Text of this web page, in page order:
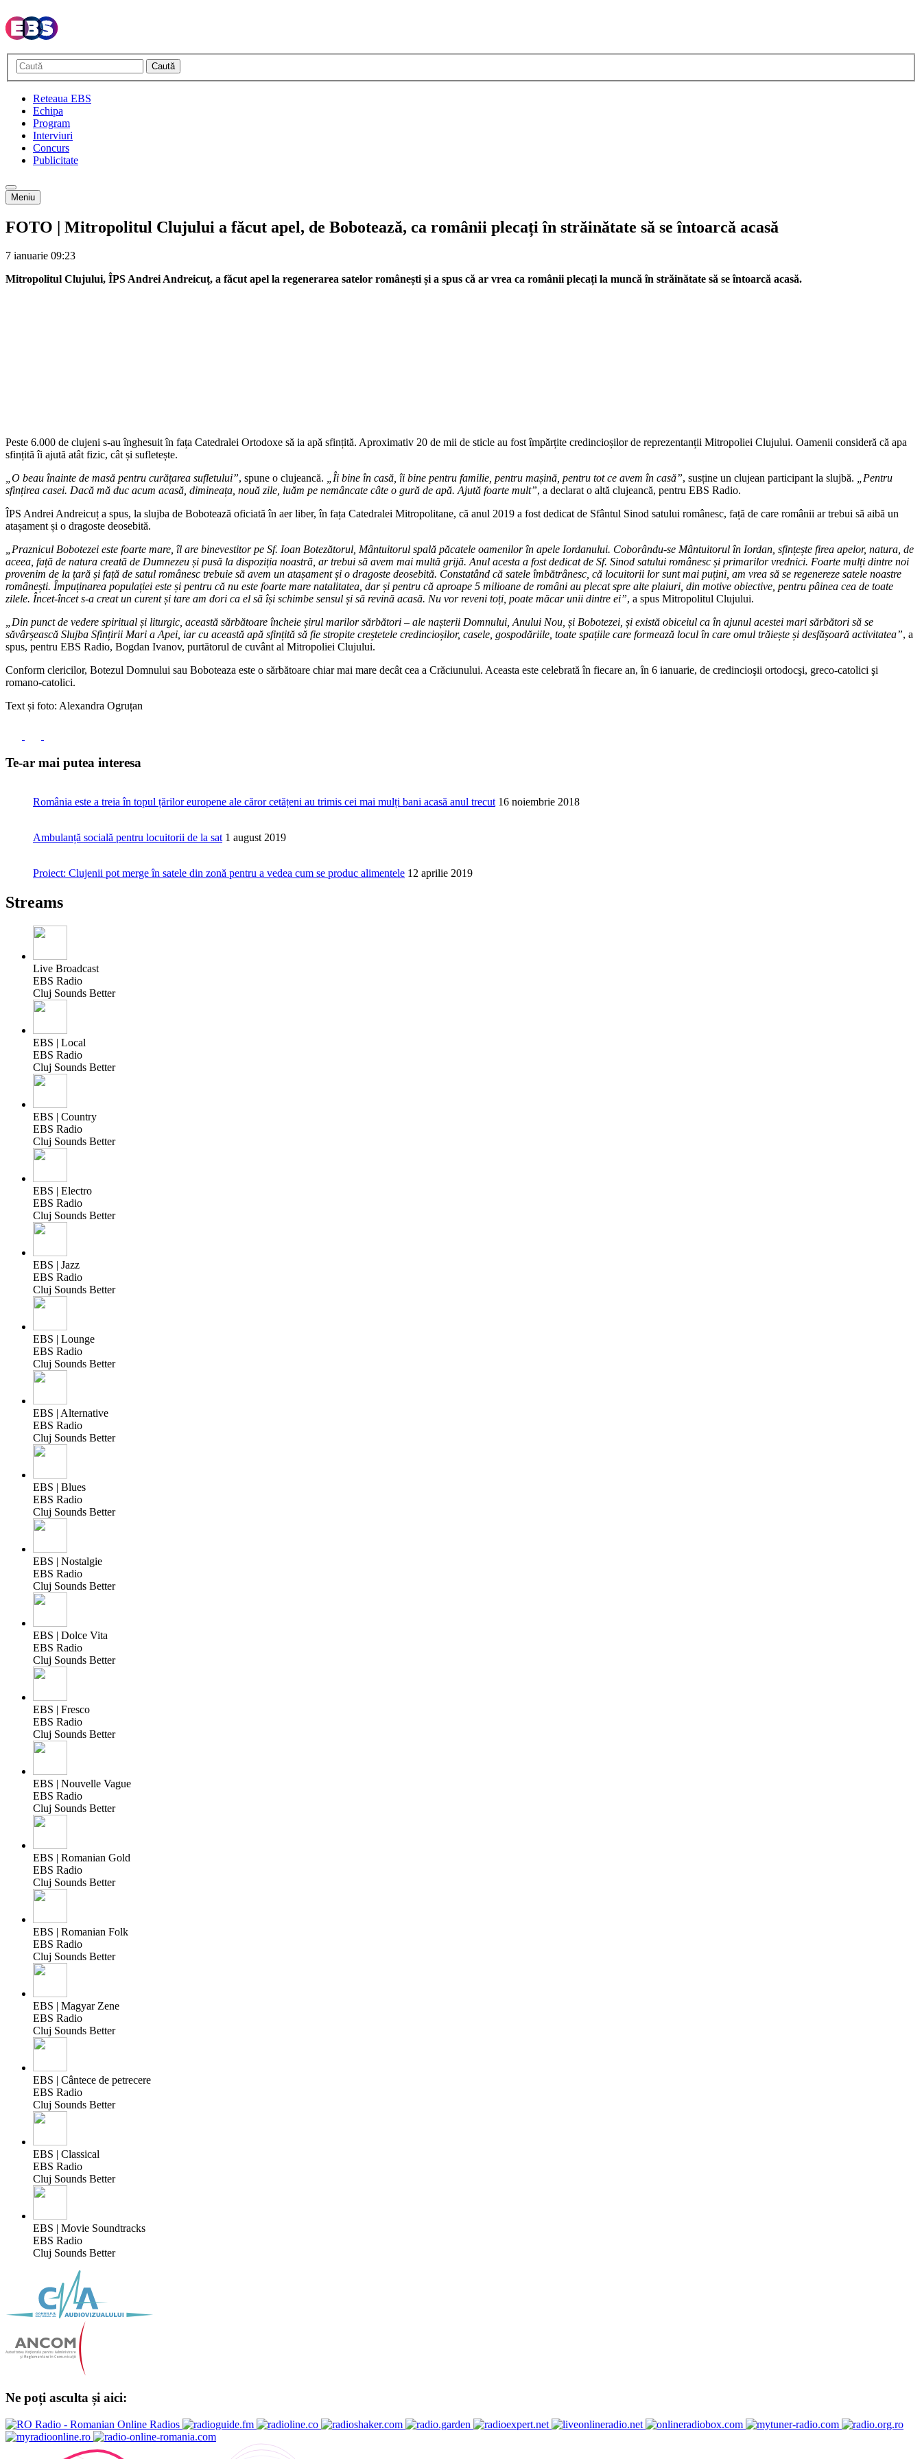
Caută
Reteaua EBS
Echipa
Program
Interviuri
Concurs
Publicitate
Meniu
FOTO | Mitropolitul Clujului a făcut apel, de Bobotează, ca românii plecați în străinătate să se întoarcă acasă
7 ianuarie 09:23
Mitropolitul Clujului, ÎPS Andrei Andreicuț, a făcut apel la regenerarea satelor românești și a spus că ar vrea ca românii plecați la muncă în străinătate să se întoarcă acasă.
Peste 6.000 de clujeni s-au înghesuit în fața Catedralei Ortodoxe să ia apă sfințită. Aproximativ 20 de mii de sticle au fost împărțite credincioșilor de reprezentanții Mitropoliei Clujului. Oamenii consideră că apa
sfințită îi ajută atât fizic, cât și sufletește.
„O beau înainte de masă pentru curățarea sufletului”, spune o clujeancă. „Îi bine în casă, îi bine pentru familie, pentru mașină, pentru tot ce avem în casă”, susține un clujean participant la slujbă. „Pentru
sfințirea casei. Dacă mă duc acum acasă, dimineața, nouă zile, luăm pe nemâncate câte o gură de apă. Ajută foarte mult”, a declarat o altă clujeancă, pentru EBS Radio.
ÎPS Andrei Andreicuț a spus, la slujba de Bobotează oficiată în aer liber, în fața Catedralei Mitropolitane, că anul 2019 a fost dedicat de Sfântul Sinod satului românesc, față de care românii ar trebui să aibă un
atașament și o dragoste deosebită.
„Praznicul Bobotezei este foarte mare, îl are binevestitor pe Sf. Ioan Botezătorul, Mântuitorul spală păcatele oamenilor în apele Iordanului. Coborându-se Mântuitorul în Iordan, sfințește firea apelor, natura, de
aceea, față de natura creată de Dumnezeu și pusă la dispoziția noastră, ar trebui să avem mai multă grijă. Anul acesta a fost dedicat de Sf. Sinod satului românesc și primarilor vrednici. Foarte mulți dintre noi
provenim de la țară și față de satul românesc trebuie să avem un atașament și o dragoste deosebită. Constatând că satele îmbătrânesc, că locuitorii lor sunt mai puțini, am vrea să se regenereze satele noastre
românești. Împuținarea populației este și pentru că nu este foarte mare natalitatea, dar și pentru că aproape 5 milioane de români au plecat spre alte plaiuri, din motive obiective, pentru pâinea cea de toate
zilele. Încet-încet s-a creat un curent și tare am dori ca el să își schimbe sensul și să revină acasă. Nu vor reveni toți, poate măcar unii dintre ei”, a spus Mitropolitul Clujului.
„Din punct de vedere spiritual și liturgic, această sărbătoare încheie șirul marilor sărbători – ale nașterii Domnului, Anului Nou, și Bobotezei, și există obiceiul ca în ajunul acestei mari sărbători să se
săvârșească Slujba Sfințirii Mari a Apei, iar cu această apă sfințită să fie stropite creștetele credincioșilor, casele, gospodăriile, toate spațiile care formează locul în care omul trăiește și desfășoară activitatea”, a
spus, pentru EBS Radio, Bogdan Ivanov, purtătorul de cuvânt al Mitropoliei Clujului.
Conform clericilor, Botezul Domnului sau Boboteaza este o sărbătoare chiar mai mare decât cea a Crăciunului. Aceasta este celebrată în fiecare an, în 6 ianuarie, de credincioşii ortodocşi, greco-catolici şi
romano-catolici.
Text și foto: Alexandra Ogruțan
Te-ar mai putea interesa
România este a treia în topul țărilor europene ale căror cetățeni au trimis cei mai mulți bani acasă anul trecut 16 noiembrie 2018
Ambulanță socială pentru locuitorii de la sat 1 august 2019
Proiect: Clujenii pot merge în satele din zonă pentru a vedea cum se produc alimentele 12 aprilie 2019
Streams
Live Broadcast
EBS Radio
Cluj Sounds Better
EBS | Local
EBS Radio
Cluj Sounds Better
EBS | Country
EBS Radio
Cluj Sounds Better
EBS | Electro
EBS Radio
Cluj Sounds Better
EBS | Jazz
EBS Radio
Cluj Sounds Better
EBS | Lounge
EBS Radio
Cluj Sounds Better
EBS | Alternative
EBS Radio
Cluj Sounds Better
EBS | Blues
EBS Radio
Cluj Sounds Better
EBS | Nostalgie
EBS Radio
Cluj Sounds Better
EBS | Dolce Vita
EBS Radio
Cluj Sounds Better
EBS | Fresco
EBS Radio
Cluj Sounds Better
EBS | Nouvelle Vague
EBS Radio
Cluj Sounds Better
EBS | Romanian Gold
EBS Radio
Cluj Sounds Better
EBS | Romanian Folk
EBS Radio
Cluj Sounds Better
EBS | Magyar Zene
EBS Radio
Cluj Sounds Better
EBS | Cântece de petrecere
EBS Radio
Cluj Sounds Better
EBS | Classical
EBS Radio
Cluj Sounds Better
EBS | Movie Soundtracks
EBS Radio
Cluj Sounds Better
Ne poți asculta și aici: